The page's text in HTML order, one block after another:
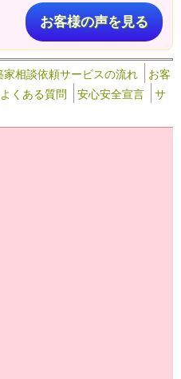
お客様の声を見る
家相談依頼サービスの流れ
お客
よくある質問 安心安全宣言
サ